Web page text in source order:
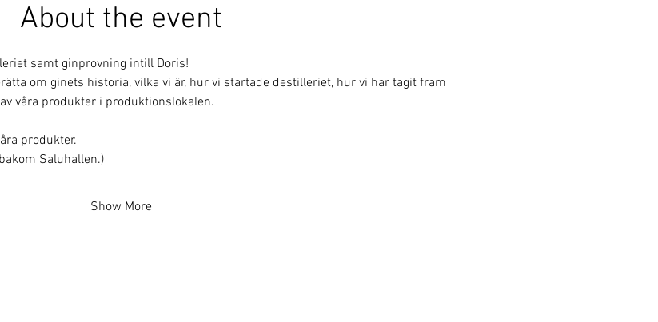
About the event
samt ginprovning intill Doris!
om ginets historia, vilka vi är, hur vi startade destilleriet, hur vi har tagit fram
våra produkter i produktionslokalen.
produkter.
Saluhallen.)
Show More